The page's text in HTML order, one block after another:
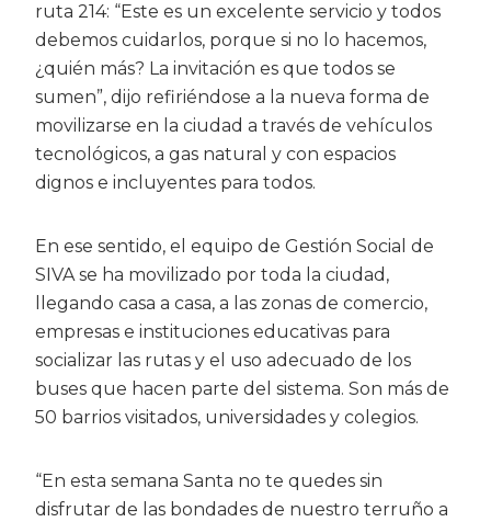
ruta 214: “Este es un excelente servicio y todos
debemos cuidarlos, porque si no lo hacemos,
¿quién más? La invitación es que todos se
sumen”, dijo refiriéndose a la nueva forma de
movilizarse en la ciudad a través de vehículos
tecnológicos, a gas natural y con espacios
dignos e incluyentes para todos.
En ese sentido, el equipo de Gestión Social de
SIVA se ha movilizado por toda la ciudad,
llegando casa a casa, a las zonas de comercio,
empresas e instituciones educativas para
socializar las rutas y el uso adecuado de los
buses que hacen parte del sistema. Son más de
50 barrios visitados, universidades y colegios.
“En esta semana Santa no te quedes sin
disfrutar de las bondades de nuestro terruño a